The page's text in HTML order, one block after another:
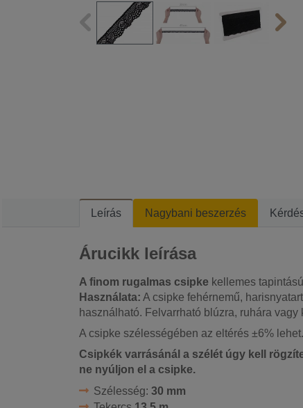
Leírás Nagybani beszerzés
Árucikk leírása
A finom rugalmas csipke kellemes
Használata: A csipke fehérnemű,
használható. Felvarrható blúzra, ruhára
A csipke szélességében az eltérés ±6% lehet.
Csipkék varrásánál a szélét úgy kell
ne nyúljon el a csipke.
Szélesség: 30 mm